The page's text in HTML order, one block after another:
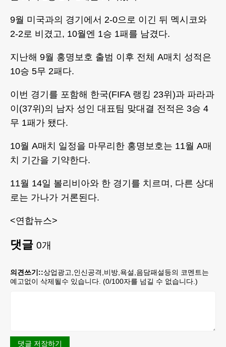
9월 미국과의 경기에서 2-0으로 이긴 뒤 멕시코와
2-2로 비겼고, 10월엔 1승 1패를 남겼다.
지난해 9월 홍명보호 출범 이후 전체 A매치 성적은
10승 5무 2패다.
이번 경기를 포함해 한국(FIFA 랭킹 23위)과 파라과
이(37위)의 남자 성인 대표팀 맞대결 전적은 3승 4
무 1패가 됐다.
10월 A매치 일정을 마무리한 홍명보호는 11월 A매
치 기간을 기약한다.
11월 14일 볼리비아와 한 경기를 치르며, 다른 상대
로는 가나가 거론된다.
<연합뉴스>
댓글 0개
의견쓰기::상업광고,인신공격,비방,욕설,음담패설등의 코멘트는
예고없이 삭제될수 있습니다. (0/100자를 넘길 수 없습니다.)
댓글 저장하기